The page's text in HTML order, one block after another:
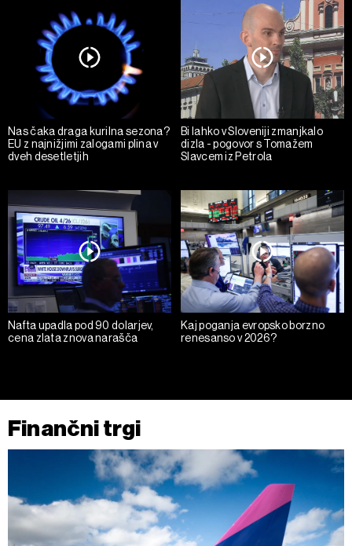
Nas čaka draga kurilna sezona?
EU z najnižjimi zalogami plina v
dveh desetletjih
Bi lahko v Sloveniji zmanjkalo
dizla - pogovor s Tomažem
Slavcem iz Petrola
Nafta upadla pod 90 dolarjev,
cena zlata znova narašča
Kaj poganja evropsko borzno
renesanso v 2026?
Finančni trgi